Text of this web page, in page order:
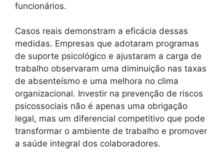
funcionários.
Casos reais demonstram a eficácia dessas
medidas. Empresas que adotaram programas
de suporte psicológico e ajustaram a carga de
trabalho observaram uma diminuição nas taxas
de absenteísmo e uma melhora no clima
organizacional. Investir na prevenção de riscos
psicossociais não é apenas uma obrigação
legal, mas um diferencial competitivo que pode
transformar o ambiente de trabalho e promover
a saúde integral dos colaboradores.